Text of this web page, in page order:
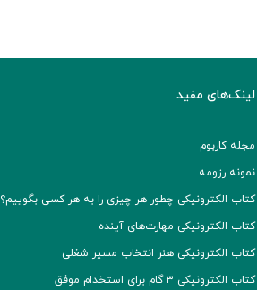
لینک‌های مفید
مجله کاربوم
نمونه رزومه
کتاب الکترونیکی چطور هر چیزی را به هر کسی بگوییم؟
کتاب الکترونیکی مهارت‌های آینده
کتاب الکترونیکی هنر انتخاب مسیر شغلی
کتاب الکترونیکی ۳ گام برای استخدام موفق